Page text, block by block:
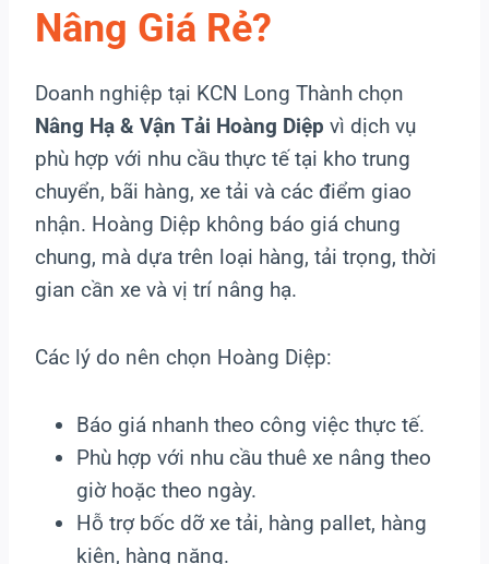
Nâng Giá Rẻ?
Doanh nghiệp tại KCN Long Thành chọn
Nâng Hạ & Vận Tải Hoàng Diệp vì dịch vụ
phù hợp với nhu cầu thực tế tại kho trung
chuyển, bãi hàng, xe tải và các điểm giao
nhận. Hoàng Diệp không báo giá chung
chung, mà dựa trên loại hàng, tải trọng, thời
gian cần xe và vị trí nâng hạ.
Các lý do nên chọn Hoàng Diệp:
Báo giá nhanh theo công việc thực tế.
Phù hợp với nhu cầu thuê xe nâng theo
giờ hoặc theo ngày.
Hỗ trợ bốc dỡ xe tải, hàng pallet, hàng
kiện, hàng nặng.